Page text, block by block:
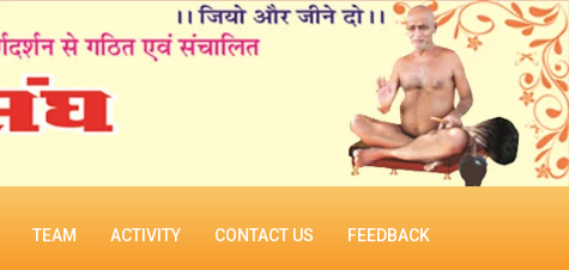
TEAM ACTIVITY CONTACT US FEEDBACK